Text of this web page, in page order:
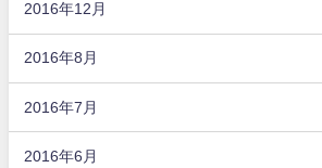
2016年12月
2016年8月
2016年7月
2016年6月